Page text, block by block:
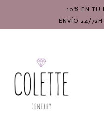
10% EN TU
ENVÍO 24/72H